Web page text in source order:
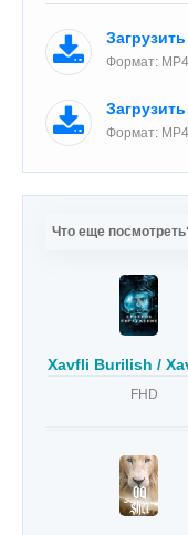
Загрузить
Формат:
Загрузить
Формат:
Что еще
Xavfli Burilish /
FHD